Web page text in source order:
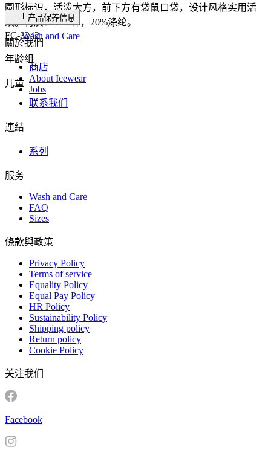
圆形标识，活泼大方，前下方有袋鼠口袋，设计风格实用活
泼。材质：80%棉，20%涤纶。
SKU
FC-3242
年龄组
儿童
产品保养信息
Wash and Care
關於我們
商店
About Icewear
Jobs
联系我们
連結
系列
服务
Wash and Care
FAQ
Sizes
條款與政策
Privacy Policy
Terms of service
Equality Policy
Equal Pay Policy
HR Policy
Sustainability Policy
Shipping policy
Return policy
Cookie Policy
关注我们
Facebook